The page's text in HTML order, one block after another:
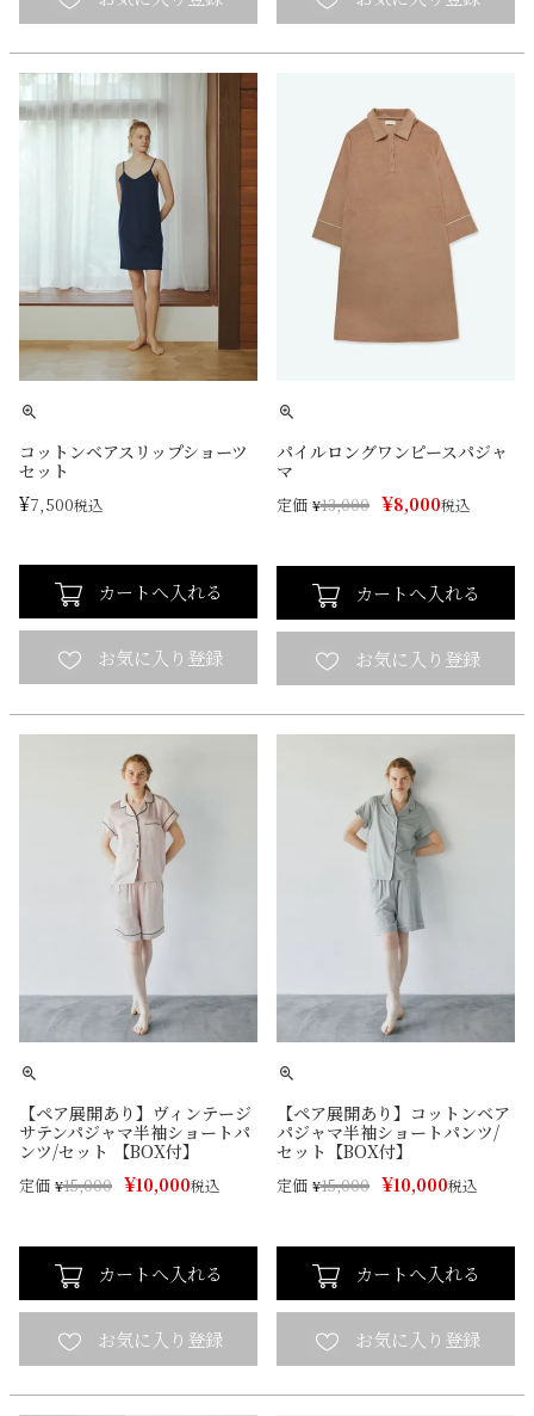
コットンベアスリップショーツ
セット
¥7,500税込
カートへ入れる
パイルロングワンピースパジャ
マ
定価 ¥13,000 ¥8,000税込
カートへ入れる
【ペア展開あり】ヴィンテージ
サテンパジャマ半袖ショートパ
ンツ/セット 【BOX付】
定価 ¥15,000 ¥10,000税込
カートへ入れる
【ペア展開あり】コットンベア
パジャマ半袖ショートパンツ/
セット【BOX付】
定価 ¥15,000 ¥10,000税込
カートへ入れる